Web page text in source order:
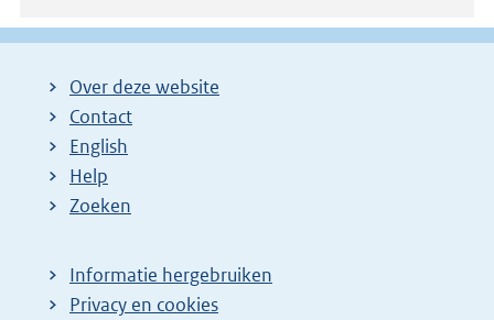
Over deze website
Contact
English
Help
Zoeken
Informatie hergebruiken
Privacy en cookies